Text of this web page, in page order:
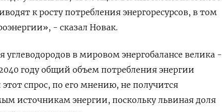
к росту потребления энергоресурсов, в том
- сказал Новак.
углеводородов в мировом энергобалансе велика -
году общий объем потребления энергии
спрос, по его мнению, не получится
источникам энергии, поскольку львиная доля